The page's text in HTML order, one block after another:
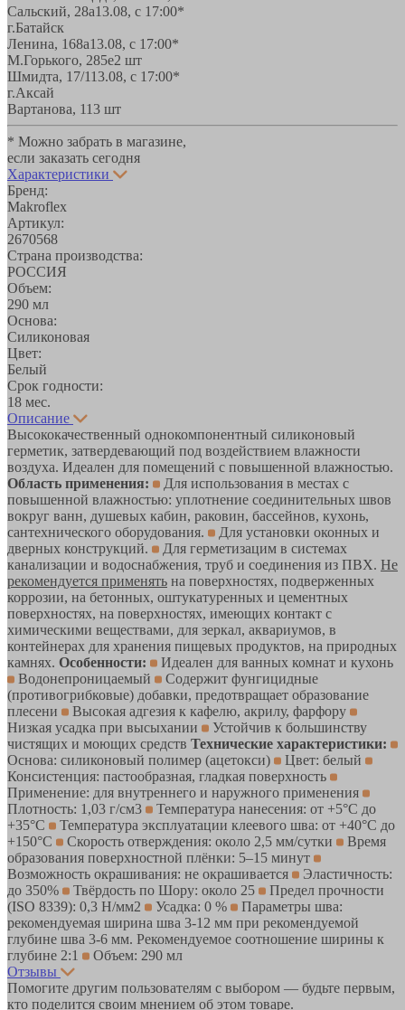
Сальский, 28a13.08, с 17:00*
г.Батайск
Ленина, 168а13.08, с 17:00*
М.Горького, 285е2 шт
Шмидта, 17/113.08, с 17:00*
г.Аксай
Вартанова, 113 шт
* Можно забрать в магазине,
если заказать сегодня
Характеристики
Бренд:
Makroflex
Артикул:
2670568
Страна производства:
РОССИЯ
Объем:
290 мл
Основа:
Силиконовая
Цвет:
Белый
Срок годности:
18 мес.
Описание
Высококачественный однокомпонентный силиконовый
герметик, затвердевающий под воздействием влажности
воздуха. Идеален для помещений с повышенной влажностью.
Область применения:
Для использования в местах с
повышенной влажностью: уплотнение соединительных швов
вокруг ванн, душевых кабин, раковин, бассейнов, кухонь,
сантехнического оборудования.
Для установки оконных и
дверных конструкций.
Для герметизацим в системах
канализации и водоснабжения, труб и соединения из ПВХ. Не
рекомендуется применять на поверхностях, подверженных
коррозии, на бетонных, оштукатуренных и цементных
поверхностях, на поверхностях, имеющих контакт с
химическими веществами, для зеркал, аквариумов, в
контейнерах для хранения пищевых продуктов, на природных
камнях. Особенности:
Идеален для ванных комнат и кухонь
Водонепроницаемый
Содержит фунгицидные
(противогрибковые) добавки, предотвращает образование
плесени
Высокая адгезия к кафелю, акрилу, фарфору
Низкая усадка при высыхании
Устойчив к большинству
чистящих и моющих средств Технические характеристики:
Основа: силиконовый полимер (ацетокси)
Цвет: белый
Консистенция: пастообразная, гладкая поверхность
Применение: для внутреннего и наружного применения
Плотность: 1,03 г/см3
Температура нанесения: от +5°С до
+35°С
Температура эксплуатации клеевого шва: от +40°С до
+150°С
Скорость отверждения: около 2,5 мм/сутки
Время
образования поверхностной плёнки: 5–15 минут
Возможность окрашивания: не окрашивается
Эластичность:
до 350%
Твёрдость по Шору: около 25
Предел прочности
(ISO 8339): 0,3 Н/мм2
Усадка: 0 %
Параметры шва:
рекомендуемая ширина шва 3-12 мм при рекомендуемой
глубине шва 3-6 мм. Рекомендуемое соотношение ширины к
глубине 2:1
Объем: 290 мл
Отзывы
Помогите другим пользователям с выбором — будьте первым,
кто поделится своим мнением об этом товаре.